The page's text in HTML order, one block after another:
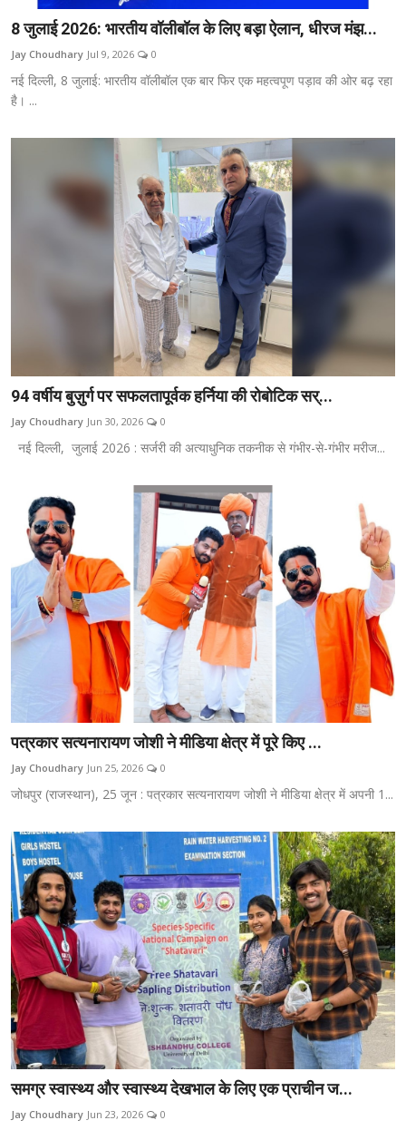
8 जुलाई 2026: भारतीय वॉलीबॉल के लिए बड़ा ऐलान, धीरज मंझ...
Jay Choudhary Jul 9, 2026 0
नई दिल्ली, 8 जुलाई: भारतीय वॉलीबॉल एक बार फिर एक महत्वपूण पड़ाव की ओर बढ़ रहा
है। ...
94 वर्षीय बुज़ुर्ग पर सफलतापूर्वक हर्निया की रोबोटिक सर्...
Jay Choudhary Jun 30, 2026 0
नई दिल्ली, जुलाई 2026 : सर्जरी की अत्याधुनिक तकनीक से गंभीर-से-गंभीर मरीज...
पत्रकार सत्यनारायण जोशी ने मीडिया क्षेत्र में पूरे किए ...
Jay Choudhary Jun 25, 2026 0
जोधपुर (राजस्थान), 25 जून : पत्रकार सत्यनारायण जोशी ने मीडिया क्षेत्र में अपनी 1...
समग्र स्वास्थ्य और स्वास्थ्य देखभाल के लिए एक प्राचीन ज...
Jay Choudhary Jun 23, 2026 0